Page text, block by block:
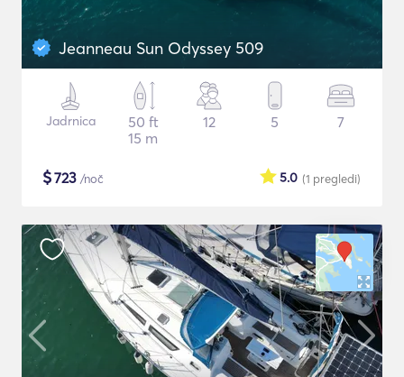
Jeanneau Sun Odyssey 509
Jadrnica
50 ft
15 m
12 5 7
$723 /noč (1 pregledi)
5.0